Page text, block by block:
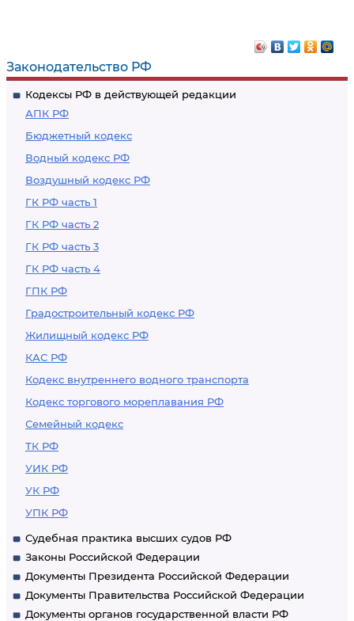
Законодательство РФ
Кодексы РФ в действующей редакции
АПК РФ
Бюджетный кодекс
Водный кодекс РФ
Воздушный кодекс РФ
ГК РФ часть 1
ГК РФ часть 2
ГК РФ часть 3
ГК РФ часть 4
ГПК РФ
Градостроительный кодекс РФ
Жилищный кодекс РФ
КАС РФ
Кодекс внутреннего водного транспорта
Кодекс торгового мореплавания РФ
Семейный кодекс
ТК РФ
УИК РФ
УК РФ
УПК РФ
Судебная практика высших судов РФ
Законы Российской Федерации
Документы Президента Российской Федерации
Документы Правительства Российской Федерации
Документы органов государственной власти РФ